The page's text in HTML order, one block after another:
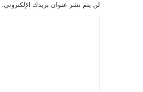
لن يتم نشر عنوان بريدك الإلكتروني.